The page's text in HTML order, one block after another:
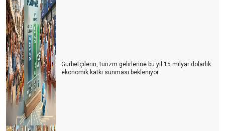
Gurbetçilerin, turizm gelirlerine bu yıl 15 milyar dolarlık
ekonomik katkı sunması bekleniyor